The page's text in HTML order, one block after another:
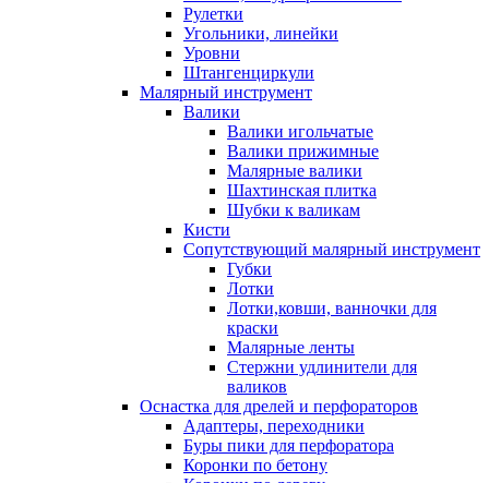
Рулетки
Угольники, линейки
Уровни
Штангенциркули
Малярный инструмент
Валики
Валики игольчатые
Валики прижимные
Малярные валики
Шахтинская плитка
Шубки к валикам
Кисти
Сопутствующий малярный инструмент
Губки
Лотки
Лотки,ковши, ванночки для
краски
Малярные ленты
Стержни удлинители для
валиков
Оснастка для дрелей и перфораторов
Адаптеры, переходники
Буры пики для перфоратора
Коронки по бетону